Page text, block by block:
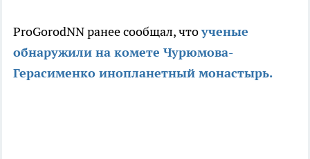
ProGorodNN ранее сообщал, чтоученые
обнаружили на комете Чурюмова-
Герасименко инопланетный монастырь.